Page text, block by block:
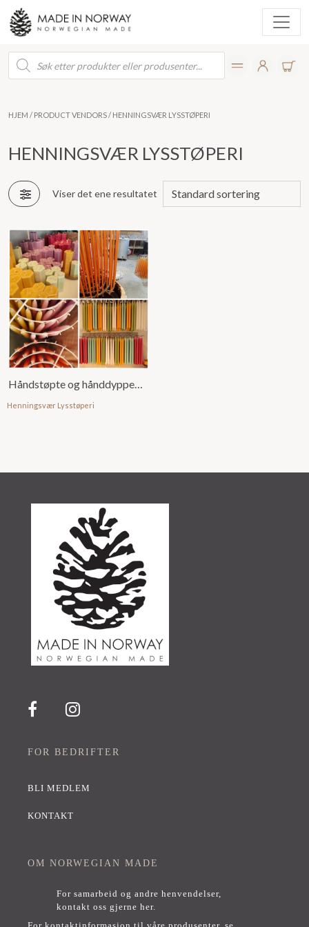
Products
search
HJEM / PRODUCT VENDORS / HENNINGSVÆR LYSSTØPERI
HENNINGSVÆR LYSSTØPERI
Viser det ene resultatet
Henningsvær Lysstøperi
FOR BEDRIFTER
BLI MEDLEM
KONTAKT
OM NORWEGIAN MADE
For samarbeid og andre henvendelser,
kontakt oss gjerne her.